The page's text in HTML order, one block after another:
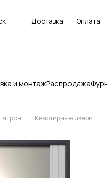
Доставка Оплата
и монтажРаспродажа
– Квартирные двери –